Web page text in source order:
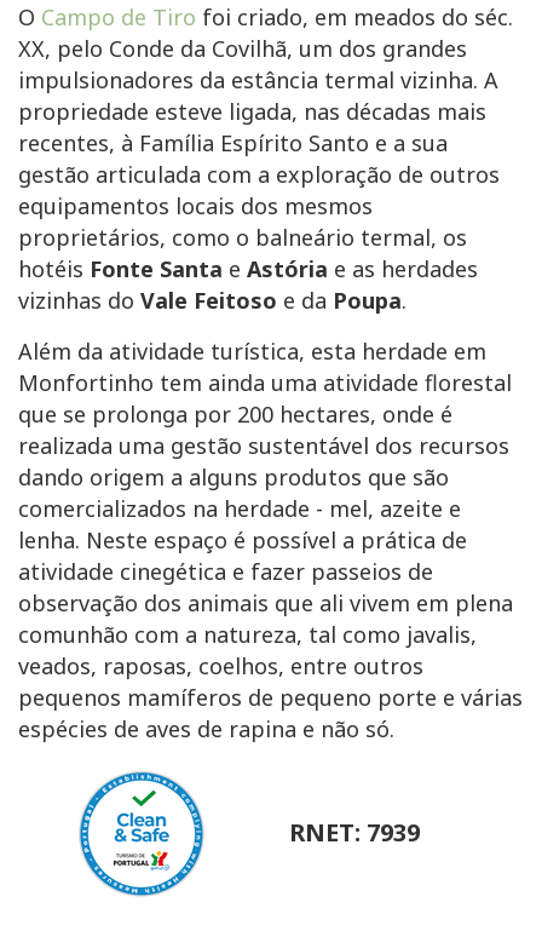
O Campo de Tiro foi criado, em meados do séc.
XX, pelo Conde da Covilhã, um dos grandes
impulsionadores da estância termal vizinha. A
propriedade esteve ligada, nas décadas mais
recentes, à Família Espírito Santo e a sua
gestão articulada com a exploração de outros
equipamentos locais dos mesmos
proprietários, como o balneário termal, os
hotéis Fonte Santa e Astória e as herdades
vizinhas do Vale Feitoso e da Poupa.
Além da atividade turística, esta herdade em
Monfortinho tem ainda uma atividade florestal
que se prolonga por 200 hectares, onde é
realizada uma gestão sustentável dos recursos
dando origem a alguns produtos que são
comercializados na herdade - mel, azeite e
lenha. Neste espaço é possível a prática de
atividade cinegética e fazer passeios de
observação dos animais que ali vivem em plena
comunhão com a natureza, tal como javalis,
veados, raposas, coelhos, entre outros
pequenos mamíferos de pequeno porte e várias
espécies de aves de rapina e não só.
RNET: 7939